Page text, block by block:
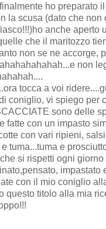
ho preparato
la scusa (dato che non
anche aperto
che il maritozzo
non se ne accorge,
non
tocca a voi
coniglio, vi spiego per
sono delle
fatte con un impasto
con vari ripieni,
tuma...tuma e
si rispetti ogni
impastato
con il mio coniglio
questo titolo alla mia